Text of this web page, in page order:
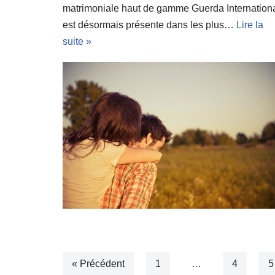
matrimoniale haut de gamme Guerda
est désormais présente dans les plus… Lire la
suite »
« Précédent 1 … 4 5